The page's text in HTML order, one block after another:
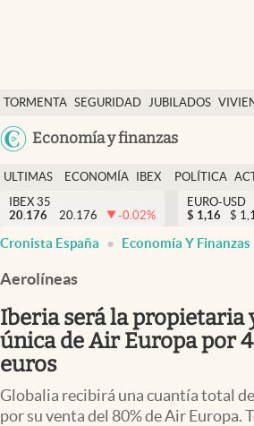
TORMENTA SEGURIDAD JUBILADOS
Economía y finanzas
Economía y finanzas
Política
Actualidad
Criptomonedas
España
ULTIMAS
NOTICIAS
ECONOMÍA
FINANZAS
IBEX
EURO
POLÍTICA
IBEX 35
20.176
20.176 -0.02%
EURO-USD
$ 1,16 $
Cronista España Economía Y Finanzas
Aerolíneas
Iberia será la propietaria
única de Air Europa por
euros
Globalia recibirá una cuantía total
por su venta del 80% de Air Europa.